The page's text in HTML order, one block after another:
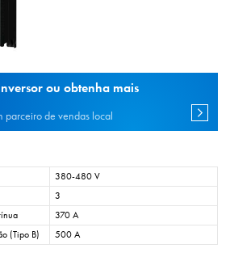
ou obtenha mais
parceiro de vendas local
380-480 V
3
370 A
(Tipo B)
500 A